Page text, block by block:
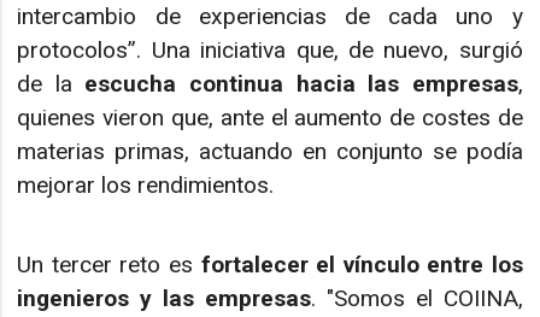
intercambio de experiencias de cada uno y
protocolos”. Una iniciativa que, de nuevo, surgió
de la escucha continua hacia las empresas,
quienes vieron que, ante el aumento de costes de
materias primas, actuando en conjunto se podía
mejorar los rendimientos.
Un tercer reto es fortalecer el vínculo entre los
ingenieros y las empresas. "Somos el COIINA,